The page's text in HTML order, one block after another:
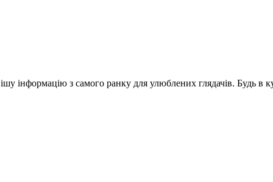
інформацію з самого ранку для улюблених глядачів. Будь в